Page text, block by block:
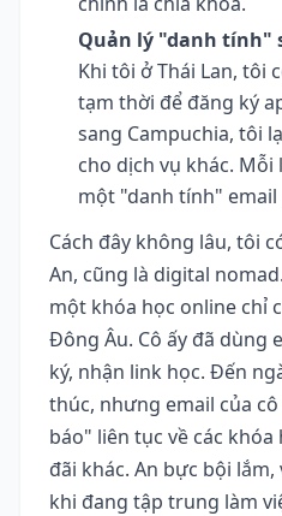
Quản lý "danh tính"
Khi tôi ở Thái Lan, tôi
tạm thời để đăng ký
sang Campuchia, tôi
cho dịch vụ khác. Mỗi
một "danh tính"
Cách đây không lâu, tôi
An, cũng là digital
một khóa học online chỉ
Đông Âu. Cô ấy đã dùng
ký, nhận link học. Đến
thúc, nhưng email của
báo" liên tục về các khóa
đãi khác. An bực bội
khi đang tập trung làm